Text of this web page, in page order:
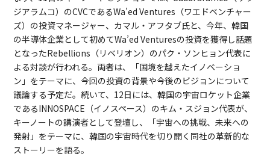
ジアラムコ）のCVCであるWa’ed Ventures（ワエドベンチャー
ズ）の投資マネージャー、カマル・アフタブ氏と、今年、韓国
の半導体企業として初めてWa’ed Venturesの投資を獲得し話題
となったRebellions（リベリオン）のパク・ソンヒョン代表に
よる対談が行われる。両者は、「国境を越えたイノベーショ
ン」をテーマに、今回の投資の背景や今後のビジョンについて
議論する予定だ。続いて、12日には、韓国の宇宙ロケット企業
であるINNOSPACE（イノスペース）のキム・スジョン代表が、
キーノートの講演者として登壇し、「宇宙への挑戦、未来への
発射」をテーマに、韓国の宇宙時代を切り開く同社の革新的な
ストーリーを語る。